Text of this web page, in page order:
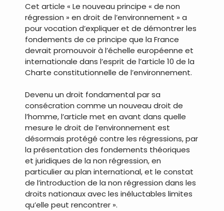
Cet article « Le nouveau principe « de non
régression » en droit de l’environnement » a
pour vocation d’expliquer et de démontrer les
fondements de ce principe que la France
devrait promouvoir à l’échelle européenne et
internationale dans l’esprit de l’article 10 de la
Charte constitutionnelle de l’environnement.
Devenu un droit fondamental par sa
consécration comme un nouveau droit de
l’homme, l’article met en avant dans quelle
mesure le droit de l’environnement est
désormais protégé contre les régressions, par
la présentation des fondements théoriques
et juridiques de la non régression, en
particulier au plan international, et le constat
de l’introduction de la non régression dans les
droits nationaux avec les inéluctables limites
qu’elle peut rencontrer ».